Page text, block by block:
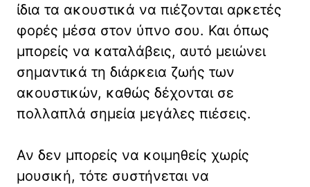
ίδια τα ακουστικά να πιέζονται αρκετές
φορές μέσα στον ύπνο σου. Και όπως
μπορείς να καταλάβεις, αυτό μειώνει
σημαντικά τη διάρκεια ζωής των
ακουστικών, καθώς δέχονται σε
πολλαπλά σημεία μεγάλες πιέσεις.
Αν δεν μπορείς να κοιμηθείς χωρίς
μουσική, τότε συστήνεται να